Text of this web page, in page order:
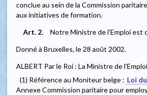
conclue au sein de la Commission
aux initiatives de formation.
Art. 2.
Notre Ministre de l'Emploi est
Donné à Bruxelles, le 28 août 2002.
ALBERT Par le Roi : La Ministre de
(1) Référence au Moniteur belge : Loi
Annexe Commission paritaire pour